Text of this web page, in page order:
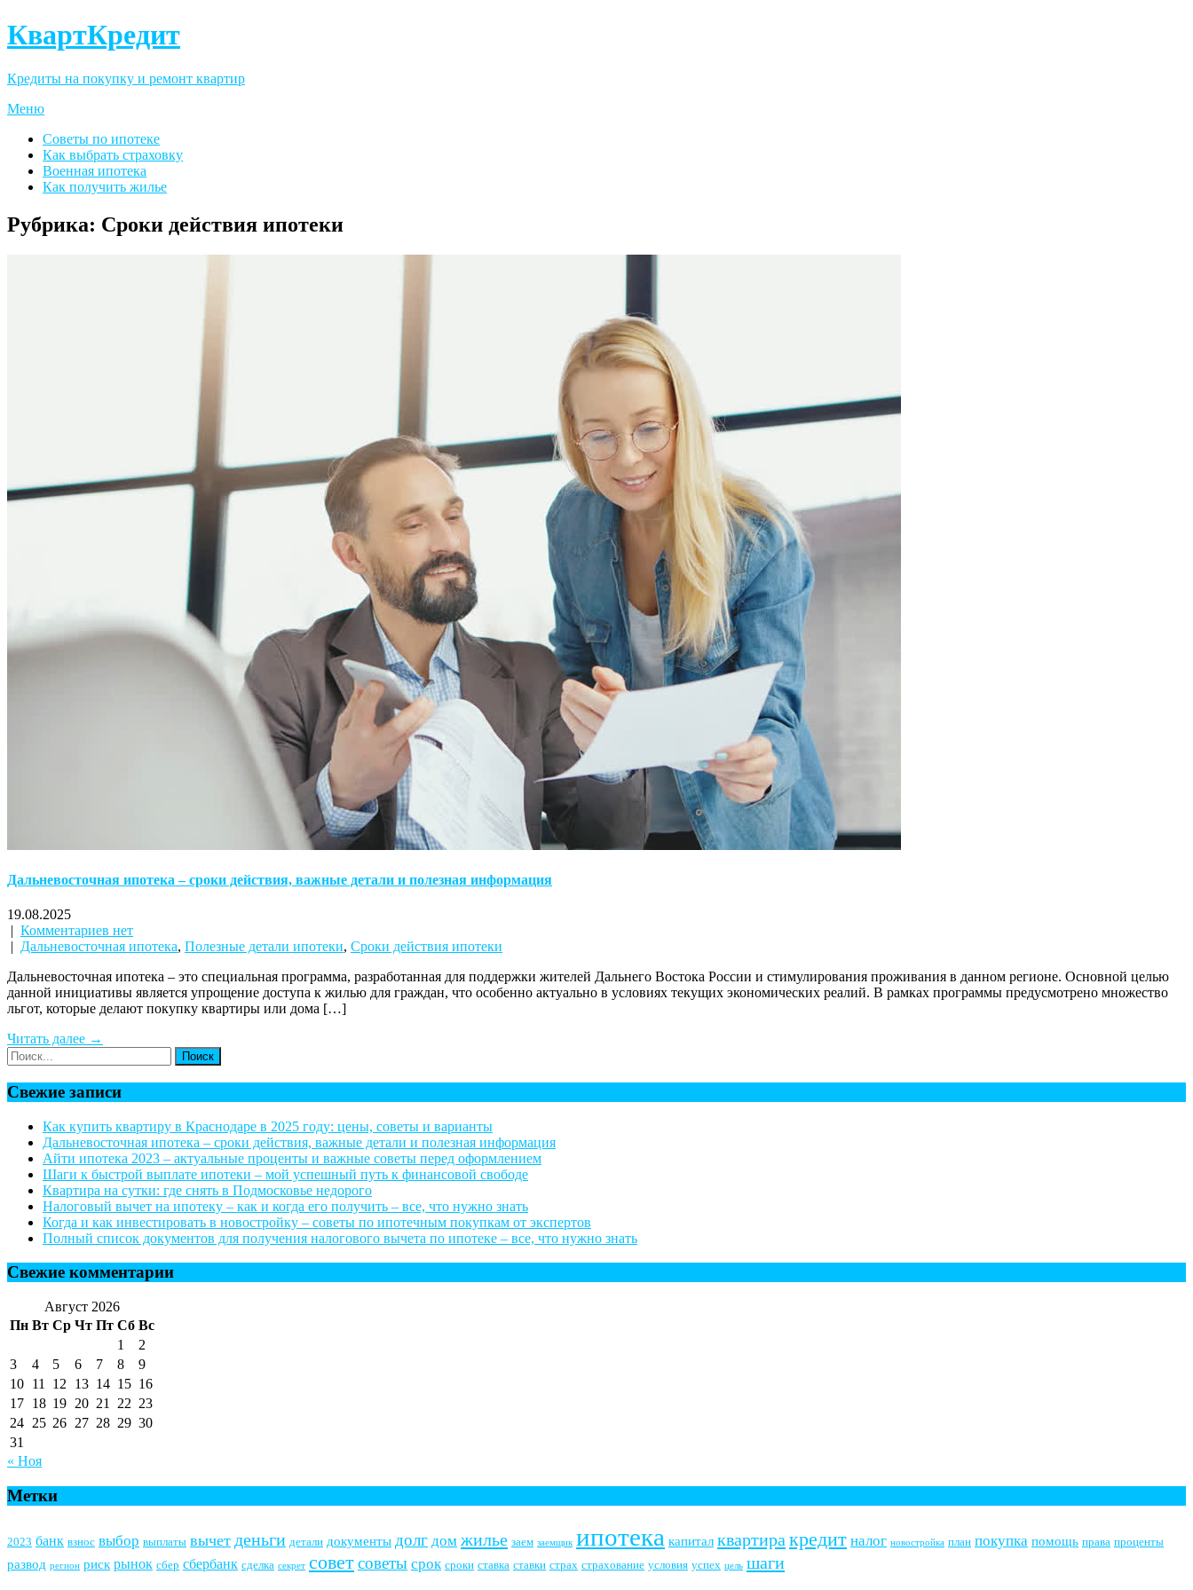
КвартКредит
Кредиты на покупку и ремонт квартир
Меню
Советы по ипотеке
Как выбрать страховку
Военная ипотека
Как получить жилье
Рубрика: Сроки действия ипотеки
Дальневосточная ипотека – сроки действия, важные детали и полезная информация
19.08.2025
| Комментариев нет
| Дальневосточная ипотека, Полезные детали ипотеки, Сроки действия ипотеки
Дальневосточная ипотека – это специальная программа, разработанная для поддержки жителей Дальнего Востока России и стимулирования проживания в данном регионе. Основной целью
данной инициативы является упрощение доступа к жилью для граждан, что особенно актуально в условиях текущих экономических реалий. В рамках программы предусмотрено множество
льгот, которые делают покупку квартиры или дома […]
Читать далее →
Свежие записи
Как купить квартиру в Краснодаре в 2025 году: цены, советы и варианты
Дальневосточная ипотека – сроки действия, важные детали и полезная информация
Айти ипотека 2023 – актуальные проценты и важные советы перед оформлением
Шаги к быстрой выплате ипотеки – мой успешный путь к финансовой свободе
Квартира на сутки: где снять в Подмосковье недорого
Налоговый вычет на ипотеку – как и когда его получить – все, что нужно знать
Когда и как инвестировать в новостройку – советы по ипотечным покупкам от экспертов
Полный список документов для получения налогового вычета по ипотеке – все, что нужно знать
Свежие комментарии
Август 2026
Пн Вт Ср Чт Пт Сб Вс
1
2
3
4 5 6 7 8
9
10 11 12 13 14 15 16
17 18 19 20 21 22 23
24 25 26 27 28 29 30
31
« Ноя
Метки
2023 банк взнос выбор выплаты вычет деньги детали документы долг дом жилье заем заемщик ипотека капитал квартира кредит налог новостройка план покупка помощь права проценты
развод регион риск рынок сбер сбербанк сделка секрет советсоветы срок сроки ставка ставки страх страхование условия успех цель шаги